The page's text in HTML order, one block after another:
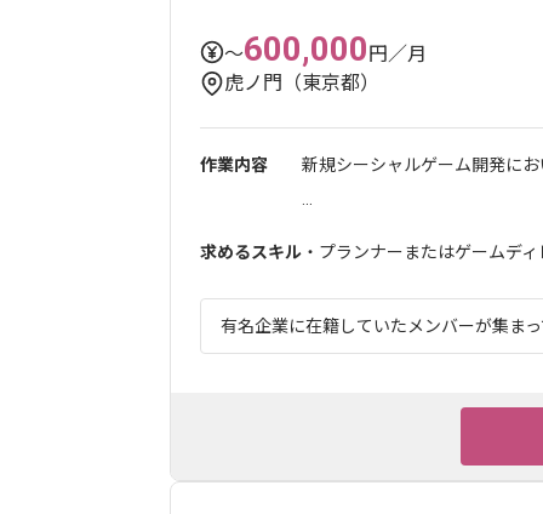
〜600,000円／月
虎ノ門（東京都）
作業内容
新規シーシャルゲーム開発に
求めるスキル ・プランナーまたはゲームデ
有名企業に在籍していたメンバーが集ま